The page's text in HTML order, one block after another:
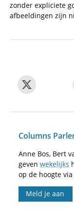
zonder expliciete
afbeeldingen zijn
Columns
Anne Bos, Bert
geven wekelijks
op de hoogte
Meld je aan